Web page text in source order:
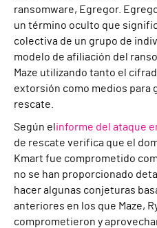
ransomware, Egregor.
un término oculto que
colectiva de un grupo de
modelo de afiliación del
Maze utilizando tanto el
extorsión como medios para
rescate.
Según el informe del ataque
de rescate verifica que el
Kmart fue comprometido
no se han proporcionado
hacer algunas conjeturas
anteriores en los que Maze,
comprometieron y